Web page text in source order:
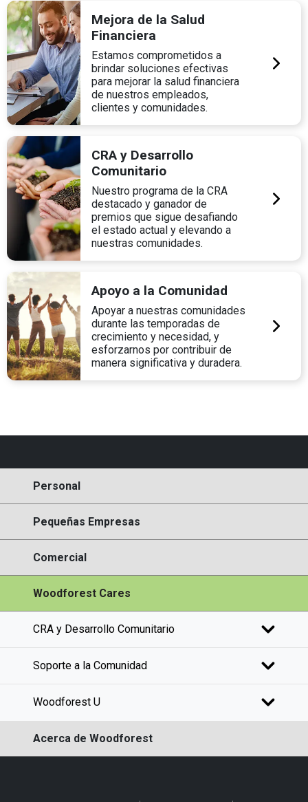
Mejora de la Salud
Financiera
Estamos comprometidos a
brindar soluciones efectivas
para mejorar la salud financiera
de nuestros empleados,
clientes y comunidades.
CRA y Desarrollo
Comunitario
Nuestro programa de la CRA
destacado y ganador de
premios que sigue desafiando
el estado actual y elevando a
nuestras comunidades.
Apoyo a la Comunidad
Apoyar a nuestras comunidades
durante las temporadas de
crecimiento y necesidad, y
esforzarnos por contribuir de
manera significativa y duradera.
Personal
Pequeñas Empresas
Comercial
Woodforest Cares
CRA y Desarrollo Comunitario
Soporte a la Comunidad
Woodforest U
Acerca de Woodforest